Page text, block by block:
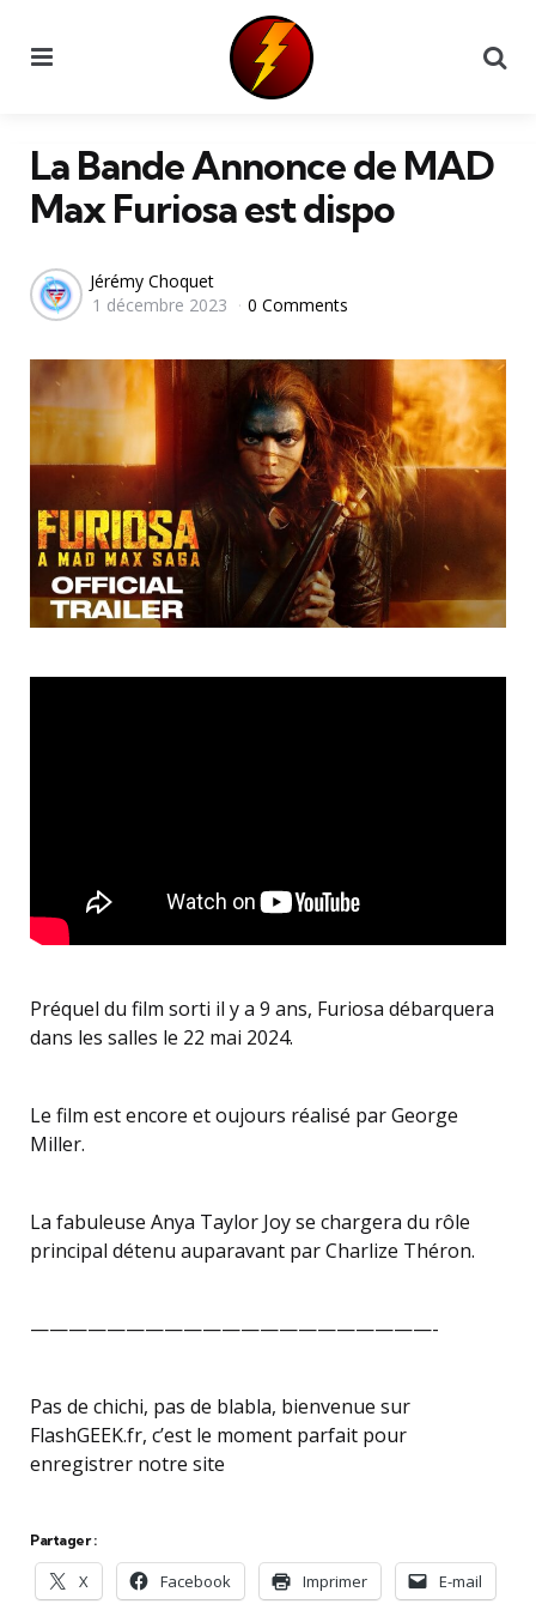
La Bande Annonce de MAD
Max Furiosa est dispo
Posted
by
Jérémy Choquet
1 décembre 2023
0 Comments
Préquel du film sorti il y a 9 ans, Furiosa débarquera
dans les salles le 22 mai 2024.
Le film est encore et oujours réalisé par George
Miller.
La fabuleuse Anya Taylor Joy se chargera du rôle
principal détenu auparavant par Charlize Théron.
—————————————————————-
Pas de chichi, pas de blabla, bienvenue sur
FlashGEEK.fr, c’est le moment parfait pour
enregistrer notre site
Partager :
X Facebook Imprimer E-mail